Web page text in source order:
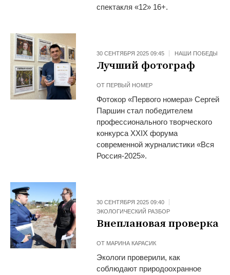
спектакля «12» 16+.
30 СЕНТЯБРЯ 2025 09:45 НАШИ ПОБЕДЫ
Лучший фотограф
ОТ ПЕРВЫЙ НОМЕР
Фотокор «Первого номера» Сергей
Паршин стал победителем
профессионального творческого
конкурса XXIX форума
современной журналистики «Вся
Россия-2025».
30 СЕНТЯБРЯ 2025 09:40
ЭКОЛОГИЧЕСКИЙ РАЗБОР
Внеплановая проверка
ОТ МАРИНА КАРАСИК
Экологи проверили, как
соблюдают природоохранное